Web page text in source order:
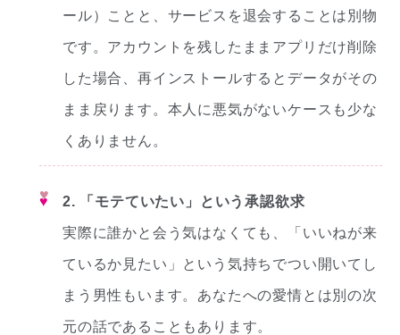
ール）ことと、サービスを退会することは別物
です。アカウントを残したままアプリだけ削除
した場合、再インストールするとデータがその
まま戻ります。本人に悪気がないケースも少な
くありません。
♥ 2. 「モテていたい」という承認欲求
実際に誰かと会う気はなくても、「いいねが来
ているか見たい」という気持ちでつい開いてし
まう男性もいます。あなたへの愛情とは別の次
元の話であることもあります。